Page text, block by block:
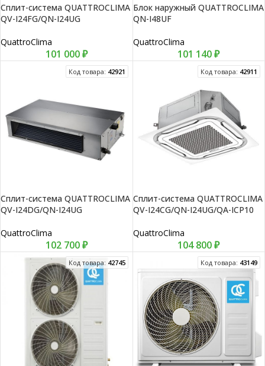
Сплит-система QUATTROCLIMA
QV-I24FG/QN-I24UG
QuattroClima
101 000₽
Блок наружный QUATTROCLIMA
QN-I48UF
QuattroClima
101 140₽
Код товара: 42921
Сплит-система QUATTROCLIMA
QV-I24DG/QN-I24UG
QuattroClima
102 700₽
Код товара: 42911
Сплит-система QUATTROCLIMA
QV-I24CG/QN-I24UG/QA-ICP10
QuattroClima
104 800₽
Код товара: 42745 Код товара: 43149